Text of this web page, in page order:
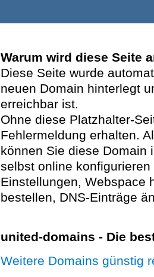
Warum wird diese Seite
Diese Seite wurde
neuen Domain hinterlegt
erreichbar ist.
Ohne diese Platzhalter-
Fehlermeldung erhalten.
können Sie diese Domain
selbst online
Einstellungen, Webspace
bestellen, DNS-Einträge
united-domains - Die
Weitere Domains günstig